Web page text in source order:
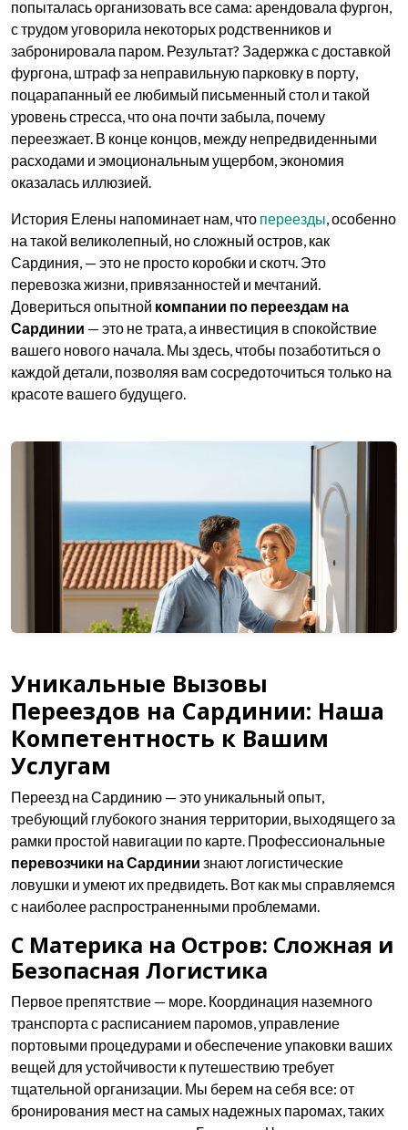
попыталась организовать все сама: арендовала фургон,
с трудом уговорила некоторых родственников и
забронировала паром. Результат? Задержка с доставкой
фургона, штраф за неправильную парковку в порту,
поцарапанный ее любимый письменный стол и такой
уровень стресса, что она почти забыла, почему
переезжает. В конце концов, между непредвиденными
расходами и эмоциональным ущербом, экономия
оказалась иллюзией.
История Елены напоминает нам, что переезды, особенно
на такой великолепный, но сложный остров, как
Сардиния, — это не просто коробки и скотч. Это
перевозка жизни, привязанностей и мечтаний.
Довериться опытной компании по переездам на
Сардинии — это не трата, а инвестиция в спокойствие
вашего нового начала. Мы здесь, чтобы позаботиться о
каждой детали, позволяя вам сосредоточиться только на
красоте вашего будущего.
Уникальные Вызовы
Переездов на Сардинии: Наша
Компетентность к Вашим
Услугам
Переезд на Сардинию — это уникальный опыт,
требующий глубокого знания территории, выходящего за
рамки простой навигации по карте. Профессиональные
перевозчики на Сардинии знают логистические
ловушки и умеют их предвидеть. Вот как мы справляемся
с наиболее распространенными проблемами.
С Материка на Остров: Сложная и
Безопасная Логистика
Первое препятствие — море. Координация наземного
транспорта с расписанием паромов, управление
портовыми процедурами и обеспечение упаковки ваших
вещей для устойчивости к путешествию требует
тщательной организации. Мы берем на себя все: от
бронирования мест на самых надежных паромах, таких